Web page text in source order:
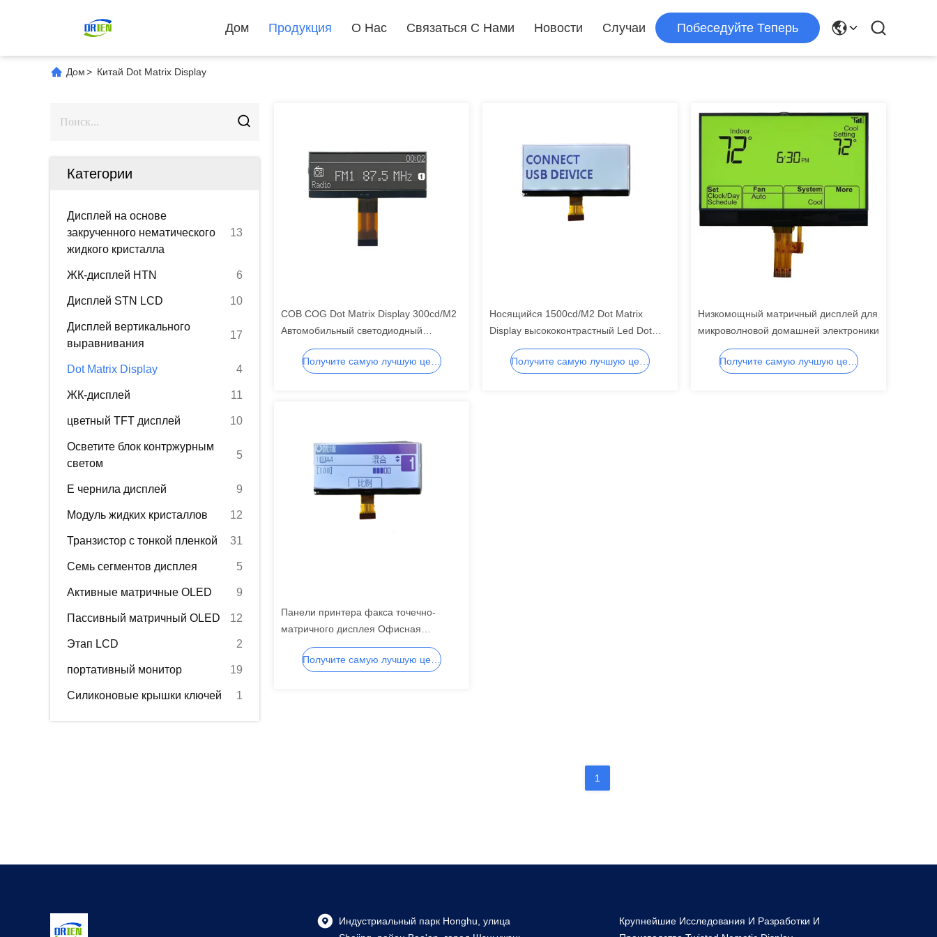
Дом Продукция О Нас Связаться С Нами Новости Случаи Побеседуйте Теперь
Дом> Китай Dot Matrix Display
Категории
Дисплей на основе
закрученного нематического
жидкого кристалла
13
ЖК-дисплей HTN 6
Дисплей STN LCD 10
Дисплей вертикального
выравнивания
17
Dot Matrix Display 4
ЖК-дисплей 11
цветный TFT дисплей 10
Осветите блок контржурным
светом
5
E чернила дисплей 9
Модуль жидких кристаллов 12
Транзистор с тонкой пленкой 31
Семь сегментов дисплея 5
Активные матричные OLED 9
Пассивный матричный OLED 12
Этап LCD 2
портативный монитор 19
Силиконовые крышки ключей 1
COB COG Dot Matrix Display 300cd/M2
Автомобильный светодиодный
матричный дисплей для навигации,
сегментный ЖК-дисплей, сегментный
Получите самую лучшую цену
Носящийся 1500cd/M2 Dot Matrix
Display высококонтрастный Led Dot
Matrix Display для смарт-
часов,сегмента LCD дисплея,сегмента
Получите самую лучшую цену
Низкомощный матричный дисплей для
микроволновой домашней электроники
Получите самую лучшую цену
Панели принтера факса точечно-
матричного дисплея Офисная
автоматизация Cog ЖК-дисплей 100
кд/м2, сегментный ЖК-дисплей,
Получите самую лучшую цену
1
Индустриальный парк Honghu, улица
Крупнейшие Исследования И Разработки И